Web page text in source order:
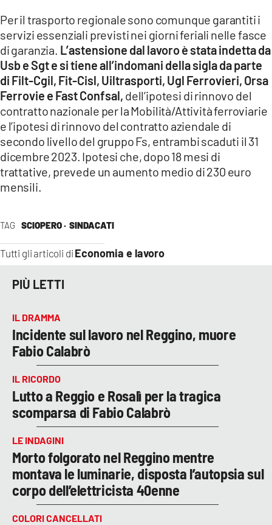
LACTV.IT
LACONAIR.IT
LACITYMAG.IT
ILREGGINO.IT
COSENZACHANNEL.IT
ILVIBONESE.IT
CATANZAROCHANNEL.IT
ANDROID
APPLE
TAG SCIOPERO · SINDACATI
Tutti gli articoli di Economia e lavoro
Per il trasporto regionale sono comunque garantiti i
servizi essenziali previsti nei giorni feriali nelle fasce
di garanzia. L’astensione dal lavoro è stata indetta da
Usb e Sgt e si tiene all’indomani della sigla da parte
di Filt-Cgil, Fit-Cisl, Uiltrasporti, Ugl Ferrovieri, Orsa
Ferrovie e Fast Confsal, dell’ipotesi di rinnovo del
contratto nazionale per la Mobilità/Attività ferroviarie
e l’ipotesi di rinnovo del contratto aziendale di
secondo livello del gruppo Fs, entrambi scaduti il 31
dicembre 2023. Ipotesi che, dopo 18 mesi di
trattative, prevede un aumento medio di 230 euro
mensili.
PIÙ LETTI
IL DRAMMA
Incidente sul lavoro nel Reggino, muore
Fabio Calabrò
IL RICORDO
Lutto a Reggio e Rosalì per la tragica
scomparsa di Fabio Calabrò
LE INDAGINI
Morto folgorato nel Reggino mentre
montava le luminarie, disposta l’autopsia sul
corpo dell’elettricista 40enne
COLORI CANCELLATI